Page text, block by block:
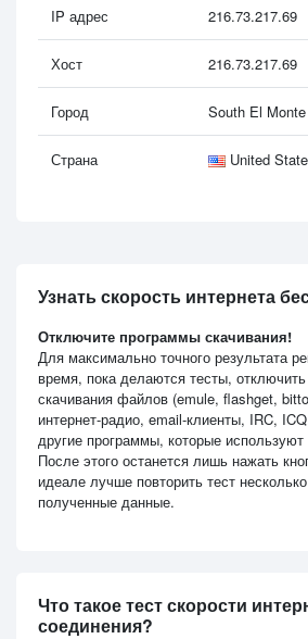
IP адрес 216.73.217.69
Хост 216.73.217.69
Город South El Monte
Страна United
Узнать скорость интернета
Отключите программы скачивания!
Для максимально точного результата
время, пока делаются тесты,
скачивания файлов (emule, flashget,
интернет-радио, email-клиенты, IRC,
другие программы, которые используют
После этого останется лишь нажать
идеале лучше повторить тест
полученные данные.
Что такое тест скорости
соединения?